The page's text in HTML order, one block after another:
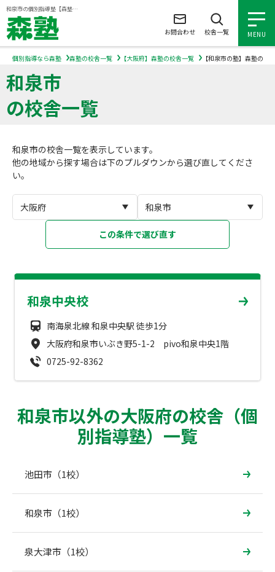
和泉市の個別指導塾【森塾】｜小学生・中学生・高校生の学習塾
MENU
小学生の個別指導
中学生の個別指導
高校生の個別指導
森塾を知る
森塾を知る トップ
成績アップをかなえる！森塾メソッド
森塾の授業料について
子と親のお悩み別！なぜ？どうして？森塾！
数字でなるほど！森塾
動画でわかる！森塾
塾の選び方
入塾までの流れ
無料体験授業について
お電話はこちら
0120-602-607
授業料等お問合わせはこちら
校舎一覧
お問合わせ 校舎一覧
個別指導なら森塾 森塾の校舎一覧 【大阪府】森塾の校舎一覧 【和泉市の塾】森塾の校
和泉市
の校舎一覧
和泉市の校舎一覧を表示しています。
他の地域から探す場合は下のプルダウンから選び直してくださ
い。
この条件で選び直す
和泉中央校
南海泉北線 和泉中央駅 徒歩1分
大阪府和泉市いぶき野5-1-2 pivo和泉中央1階
0725-92-8362
和泉市以外の大阪府の校舎（個
別指導塾）一覧
池田市（1校）
和泉市（1校）
泉大津市（1校）